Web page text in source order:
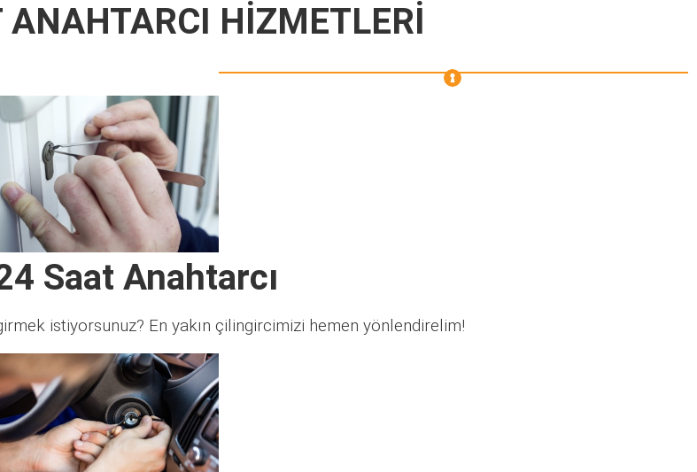
HİZMETLERİ
Saat Anahtarcı
istiyorsunuz? En yakın çilingircimizi hemen yönlendirelim!